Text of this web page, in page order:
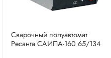
Сварочный полуавтомат
Ресанта САИПА-160 65/134